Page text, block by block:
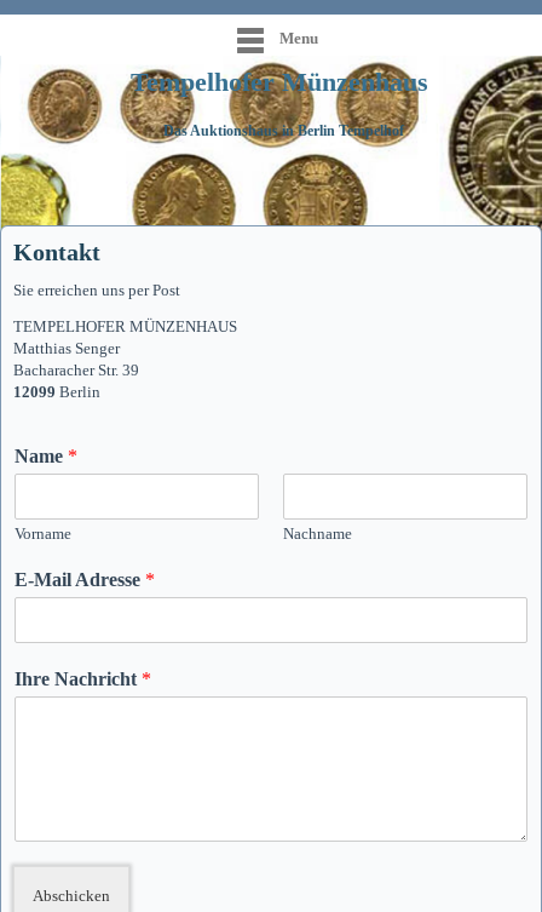
Menu
Tempelhofer Münzenhaus
Das Auktionshaus in Berlin Tempelhof
Kontakt
Sie erreichen uns per Post
TEMPELHOFER MÜNZENHAUS
Matthias Senger
Bacharacher Str. 39
12099 Berlin
Name *
Vorname Nachname
E-Mail Adresse *
Ihre Nachricht *
Abschicken